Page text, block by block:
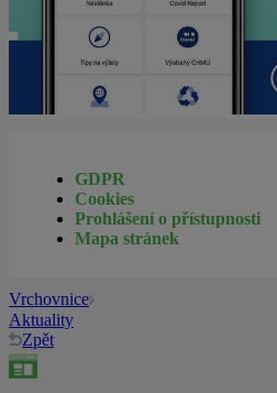
GDPR
Cookies
Prohlášení o přístupnosti
Mapa stránek
Vrchovnice
Aktuality
Zpět